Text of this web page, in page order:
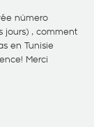
número
jours) , comment
en Tunisie
Merci